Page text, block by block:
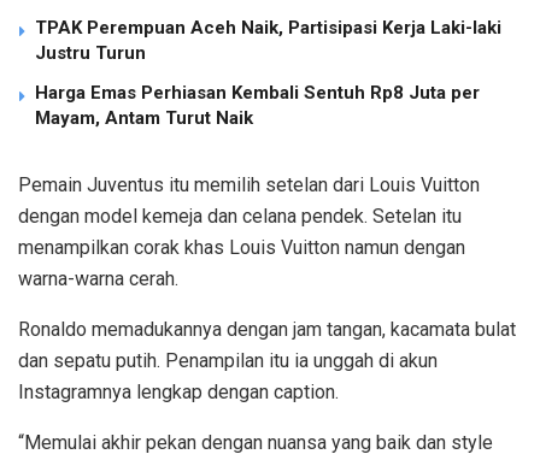
TPAK Perempuan Aceh Naik, Partisipasi Kerja Laki-laki
Justru Turun
Harga Emas Perhiasan Kembali Sentuh Rp8 Juta per
Mayam, Antam Turut Naik
Pemain Juventus itu memilih setelan dari Louis Vuitton
dengan model kemeja dan celana pendek. Setelan itu
menampilkan corak khas Louis Vuitton namun dengan
warna-warna cerah.
Ronaldo memadukannya dengan jam tangan, kacamata bulat
dan sepatu putih. Penampilan itu ia unggah di akun
Instagramnya lengkap dengan caption.
“Memulai akhir pekan dengan nuansa yang baik dan style